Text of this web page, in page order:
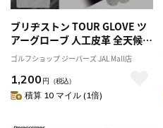
ブリヂストン TOUR GLOVE ツ
アーグローブ 人工皮革 全天候
対応 メンズ 左手用 2021モデル
GLG12 日本正規品
ゴルフショップ ジーパーズ JAL Mall店
1,200 円 （税込）
積算 10 マイル (1倍)